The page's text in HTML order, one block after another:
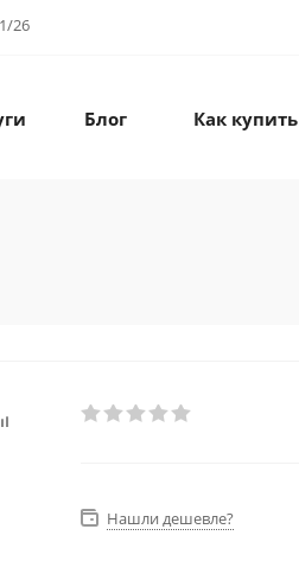
26
Блог Как купить
Нашли дешевле?